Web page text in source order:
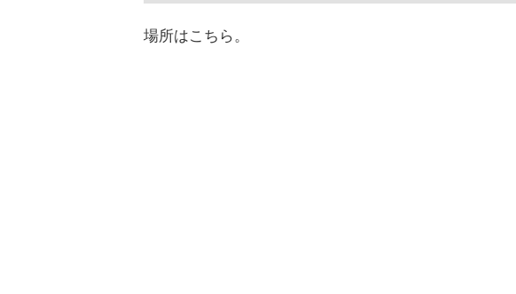
場所はこちら。